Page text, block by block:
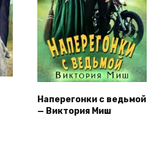
Наперегонки с ведьмой
— Виктория Миш